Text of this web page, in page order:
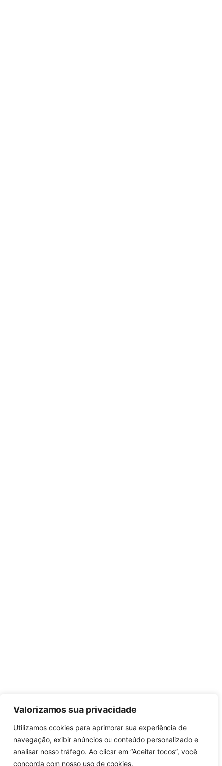
Valorizamos sua privacidade
Utilizamos cookies para aprimorar sua experiência de
navegação, exibir anúncios ou conteúdo personalizado e
analisar nosso tráfego. Ao clicar em “Aceitar todos”, você
concorda com nosso uso de cookies.